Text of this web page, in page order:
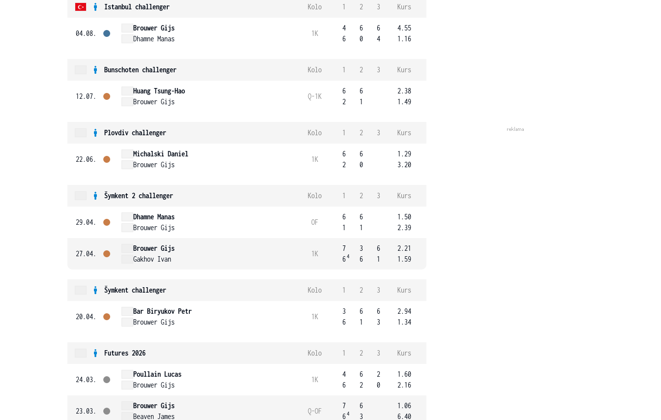
Istanbul challenger Kolo 1 2 3 Kurs
04.08.
Brouwer Gijs
Dhamne Manas
1K
4
6
6
0
6
4
4.55
1.16
Bunschoten challenger Kolo 1 2 3 Kurs
12.07.
Huang Tsung-Hao
Brouwer Gijs
Q-1K
6
2
6
1
2.38
1.49
Plovdiv challenger Kolo 1 2 3 Kurs
22.06.
Michalski Daniel
Brouwer Gijs
1K
6
2
6
0
1.29
3.20
Šymkent 2 challenger Kolo 1 2 3 Kurs
29.04.
Dhamne Manas
Brouwer Gijs
OF
6
1
6
1
1.50
2.39
27.04.
Brouwer Gijs
Gakhov Ivan
1K
7
64
3
6
6
1
2.21
1.59
Šymkent challenger Kolo 1 2 3 Kurs
20.04.
Bar Biryukov Petr
Brouwer Gijs
1K
3
6
6
1
6
3
2.94
1.34
Futures 2026 Kolo 1 2 3 Kurs
24.03.
Poullain Lucas
Brouwer Gijs
1K
4
6
6
2
2
0
1.60
2.16
23.03.
Brouwer Gijs
Beaven James
Q-OF
7
64
6
3
1.06
6.40